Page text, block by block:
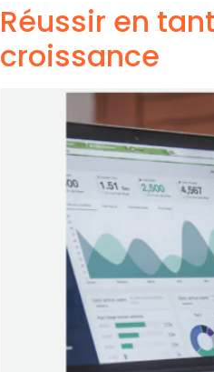
Réussir en
croissance